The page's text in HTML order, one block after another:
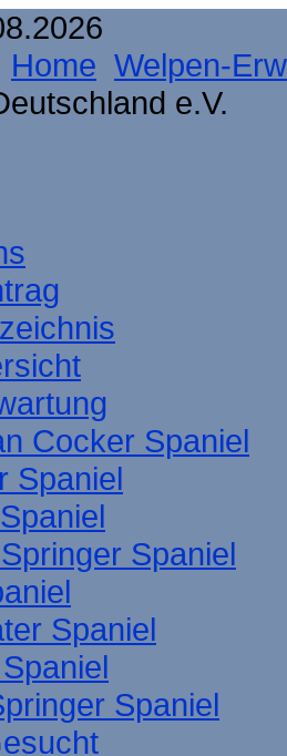
Home Welpen-
e.V.
Cocker Spaniel
Spaniel
Spaniel
Spaniel
Spaniel